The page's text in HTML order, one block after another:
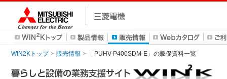
WIN2Kトップ 販売情報 「PUHV-P400SDM-E」の販促資料一覧